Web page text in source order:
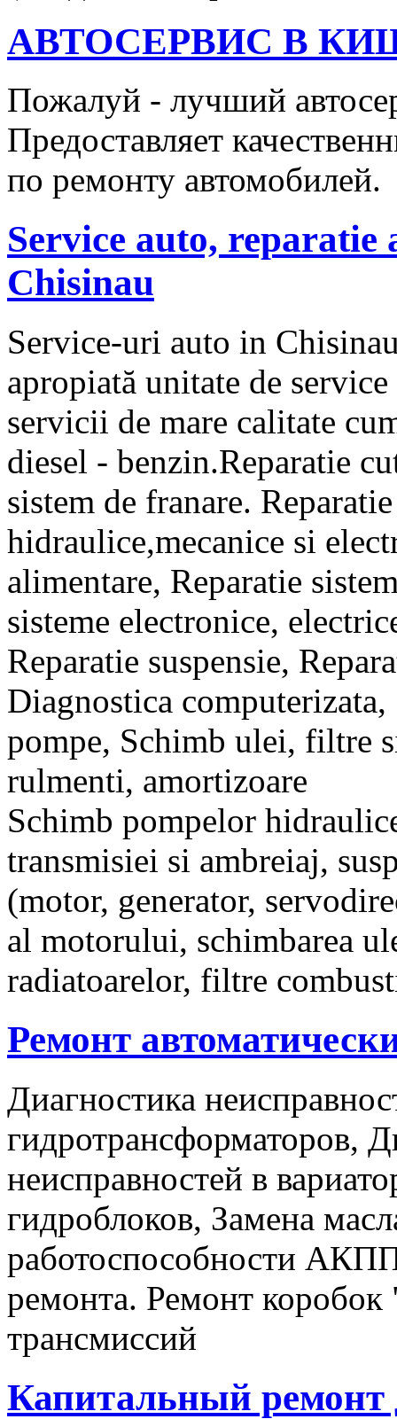
АВТОСЕРВИС В
Пожалуй - лучший
Предоставляет
по ремонту автомобилей.
Service auto,
Chisinau
Service-uri auto in
apropiată unitate de
servicii de mare calitate
diesel - benzin.Reparatie
sistem de franare.
hidraulice,mecanice si
alimentare, Reparatie
sisteme electronice,
Reparatie suspensie,
Diagnostica
pompe, Schimb ulei, filtre
rulmenti, amortizoare
Schimb pompelor
transmisiei si ambreiaj,
(motor, generator,
al motorului, schimbarea
radiatoarelor, filtre
Ремонт
Диагностика
гидротрансформаторов,
неисправностей в
гидроблоков, Замена
работоспособности
ремонта. Ремонт коробок
трансмиссий
Капитальный ремонт